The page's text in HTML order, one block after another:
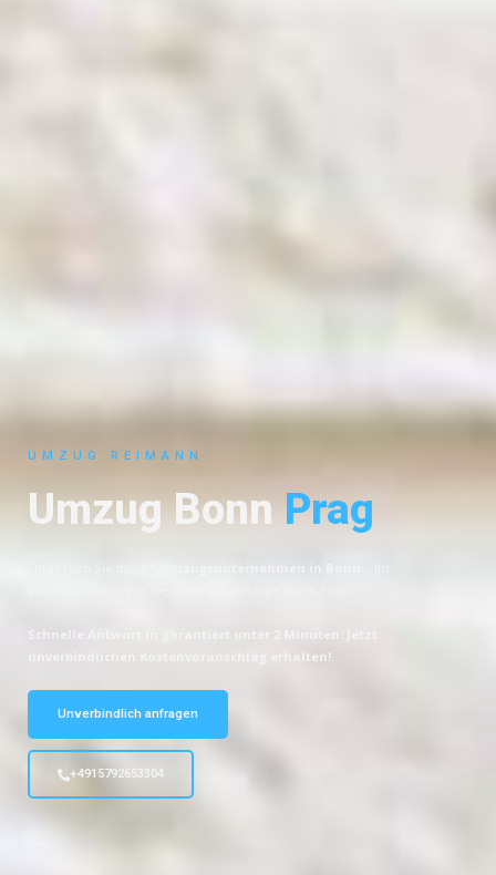
UMZUG REIMANN
Umzug BonnPrag
#1 Umzugsunternehmen in Bonn
Schnelle Antwort in garantiert unter 2 Minuten: Jetzt
unverbindlichen Kostenvoranschlag erhalten!
Unverbindlich anfragen
+4915792653304